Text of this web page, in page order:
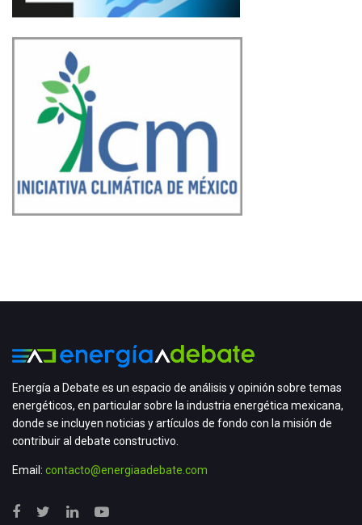
Energía a Debate es un espacio de análisis y opinión sobre temas
energéticos, en particular sobre la industria energética mexicana,
donde se incluyen noticias y artículos de fondo con la misión de
contribuir al debate constructivo.
Email: contacto@energiaadebate.com